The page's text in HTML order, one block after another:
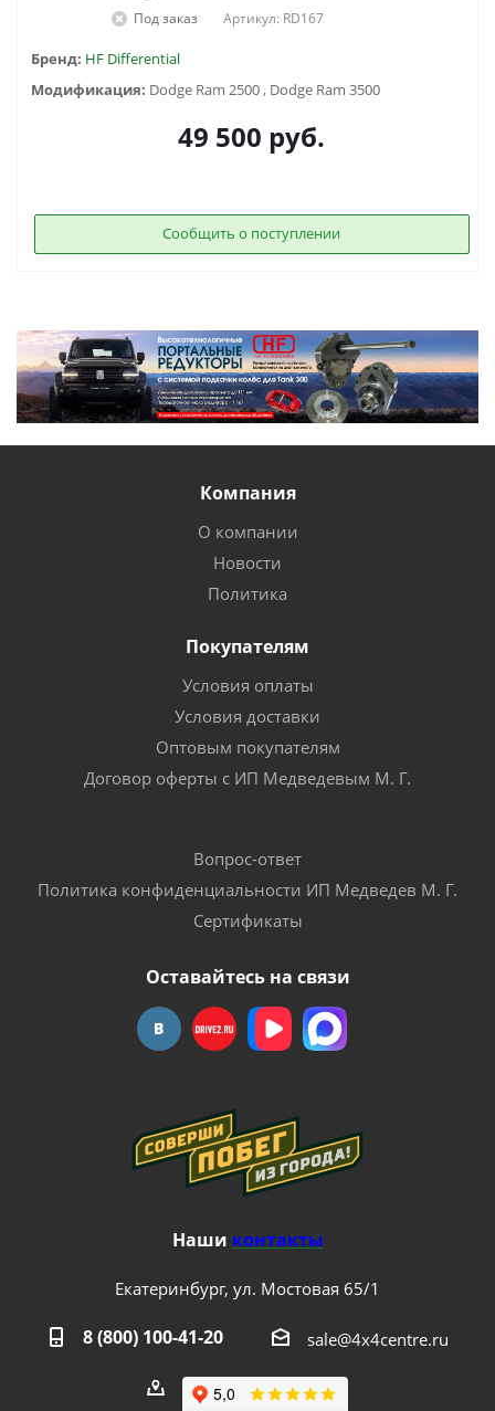
Под заказ Артикул: RD167
Бренд: HF Differential
Модификация: Dodge Ram 2500 , Dodge Ram 3500
49 500 руб.
Сообщить о поступлении
Компания
О компании
Новости
Политика
Покупателям
Условия оплаты
Условия доставки
Оптовым покупателям
Договор оферты с ИП Медведевым М. Г.
Вопрос-ответ
Политика конфиденциальности ИП Медведев М. Г.
Сертификаты
Оставайтесь на связи
Наши контакты
Екатеринбург, ул. Мостовая 65/1
8 (800) 100-41-20 sale@4x4centre.ru